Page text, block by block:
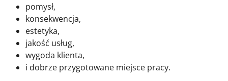
pomysł,
konsekwencja,
estetyka,
jakość usług,
wygoda klienta,
i dobrze przygotowane miejsce pracy.